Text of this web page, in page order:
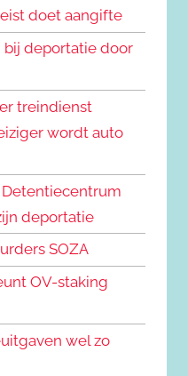
doet aangifte
bij deportatie door
treindienst
wordt auto
deportatie
SOZA
OV-staking
wel zo